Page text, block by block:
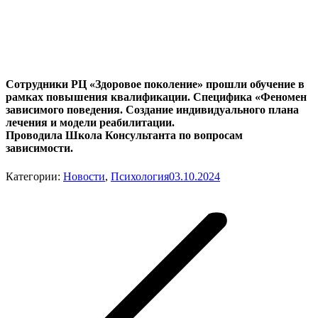
Сотрудники РЦ «Здоровое поколение» прошли обучение в
рамках повышения квалификации. Специфика «Феномен
зависимого поведения. Создание индивидуального плана
лечения и модели реабилитации.
Проводила Школа Консультанта по вопросам
зависимости.
Категории: Новости, Психология03.10.2024